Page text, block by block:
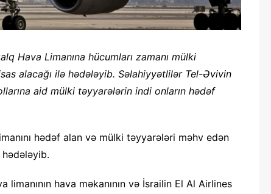
Hava Limanına hücumları zamanı mülki
alacağı ilə hədələyib. Səlahiyyətlilər Tel-Əvivin
aid mülki təyyarələrin indi onların hədəf
hədəf alan və mülki təyyarələri məhv edən
hədələyib.
hava məkanının və İsrailin El Al Airlines